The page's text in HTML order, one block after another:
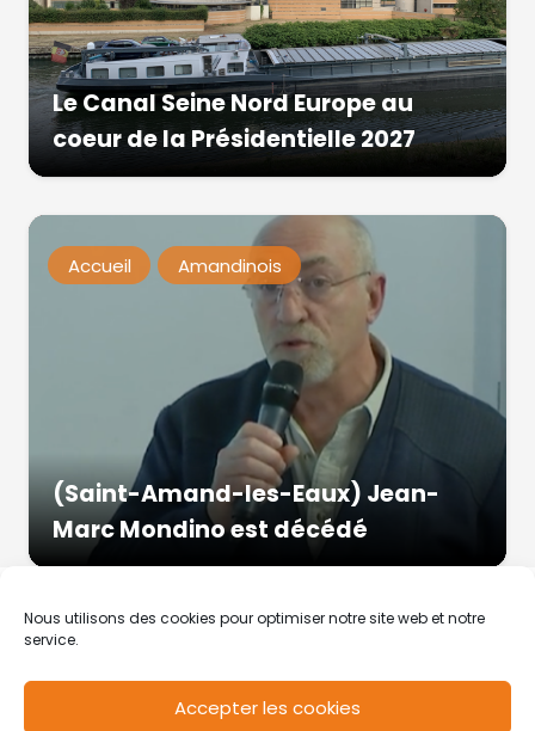
Nous utilisons des cookies pour optimiser notre site web et notre
service.
Accepter les cookies
Le Canal Seine Nord Europe au
coeur de la Présidentielle 2027
Accueil Amandinois
(Saint-Amand-les-Eaux) Jean-
Marc Mondino est décédé